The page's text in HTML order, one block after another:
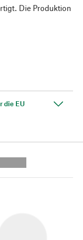
Die Produktion
die EU